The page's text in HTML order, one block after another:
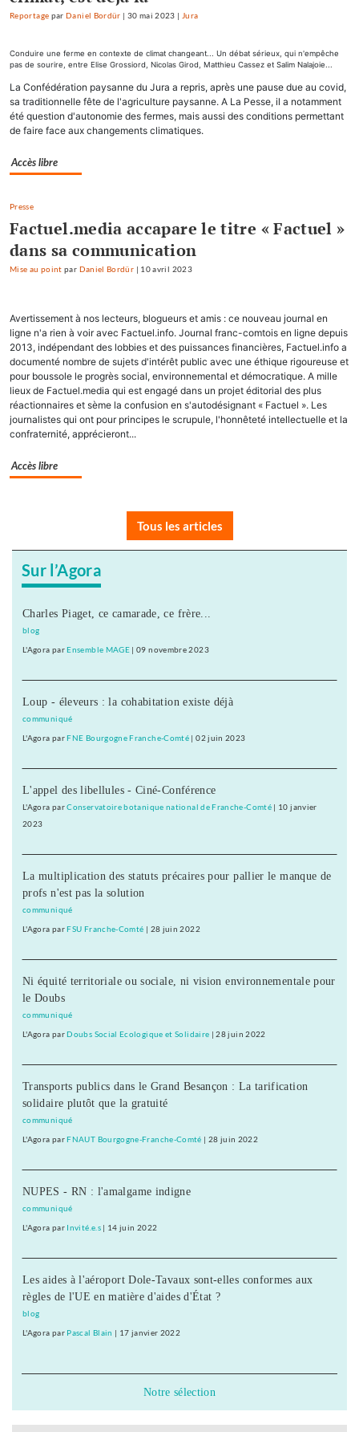
Reportage parDaniel Bordür | 30 mai 2023 | Jura
Conduire une ferme en contexte de climat changeant... Un débat sérieux, qui n'empêche
pas de sourire, entre Elise Grossiord, Nicolas Girod, Matthieu Cassez et Salim Nalajoie...
La Confédération paysanne du Jura a repris, après une pause due au covid,
sa traditionnelle fête de l'agriculture paysanne. A La Pesse, il a notamment
été question d'autonomie des fermes, mais aussi des conditions permettant
de faire face aux changements climatiques.
Accès libre
Presse
Factuel.media accapare le titre « Factuel »
dans sa communication
Mise au point par Daniel Bordür | 10 avril 2023
Avertissement à nos lecteurs, blogueurs et amis : ce nouveau journal en
ligne n'a rien à voir avec Factuel.info. Journal franc-comtois en ligne depuis
2013, indépendant des lobbies et des puissances financières, Factuel.info a
documenté nombre de sujets d'intérêt public avec une éthique rigoureuse et
pour boussole le progrès social, environnemental et démocratique. A mille
lieux de Factuel.media qui est engagé dans un projet éditorial des plus
réactionnaires et sème la confusion en s'autodésignant « Factuel ». Les
journalistes qui ont pour principes le scrupule, l'honnêteté intellectuelle et la
confraternité, apprécieront...
Accès libre
Tous les articles
Sur l’Agora
Charles Piaget, ce camarade, ce frère...
blog
L'Agora parEnsemble MAGE |09 novembre 2023
Loup - éleveurs : la cohabitation existe déjà
communiqué
L'Agora parFNE Bourgogne Franche-Comté |02 juin 2023
L'appel des libellules - Ciné-Conférence
L'Agora parConservatoire botanique national de Franche-Comté| 10 janvier
2023
La multiplication des statuts précaires pour pallier le manque de
profs n'est pas la solution
communiqué
L'Agora parFSU Franche-Comté | 28 juin 2022
Ni équité territoriale ou sociale, ni vision environnementale pour
le Doubs
communiqué
L'Agora parDoubs Social Ecologique et Solidaire |28 juin 2022
Transports publics dans le Grand Besançon : La tarification
solidaire plutôt que la gratuité
communiqué
L'Agora parFNAUT Bourgogne-Franche-Comté | 28 juin 2022
NUPES - RN : l'amalgame indigne
communiqué
L'Agora par Invité.e.s| 14 juin 2022
Les aides à l'aéroport Dole-Tavaux sont-elles conformes aux
règles de l'UE en matière d'aides d'État ?
blog
L'Agora par Pascal Blain | 17 janvier 2022
Notre sélection